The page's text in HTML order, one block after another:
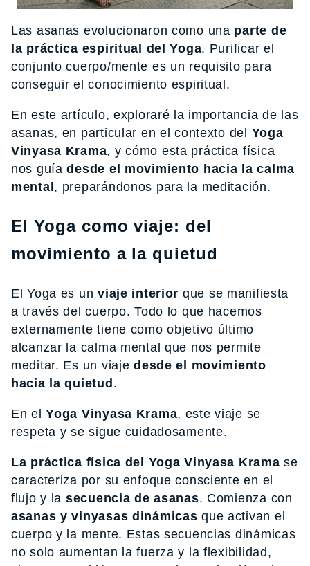
Las asanas evolucionaron como una parte de
la práctica espiritual del Yoga. Purificar el
conjunto cuerpo/mente es un requisito para
conseguir el conocimiento espiritual.
En este artículo, exploraré la importancia de las
asanas, en particular en el contexto del Yoga
Vinyasa Krama, y cómo esta práctica física
nos guíadesde el movimiento hacia la calma
mental, preparándonos para la meditación.
El Yoga como viaje: del
movimiento a la quietud
El Yoga es unviaje interior que se manifiesta
a través del cuerpo. Todo lo que hacemos
externamente tiene como objetivo último
alcanzar la calma mental que nos permite
meditar. Es un viajedesde el movimiento
hacia la quietud.
En elYoga Vinyasa Krama, este viaje se
respeta y se sigue cuidadosamente.
La práctica física del Yoga Vinyasa Krama se
caracteriza por su enfoque consciente en el
flujo y la secuencia de asanas. Comienza con
asanas y vinyasas dinámicas que activan el
cuerpo y la mente. Estas secuencias dinámicas
no solo aumentan la fuerza y la flexibilidad,